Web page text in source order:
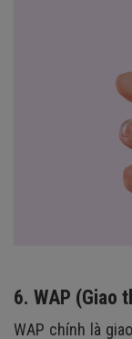
6. WAP (Giao
WAP chính là